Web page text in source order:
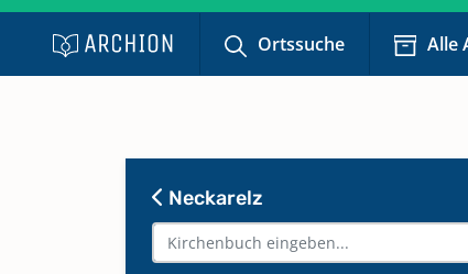
Ortssuche Alle
Neckarelz
Beerdigungen 1847 - März
Mischbuch 1677,1677,1691 -